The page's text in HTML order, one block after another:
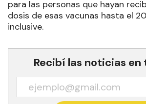
para las personas que hayan
dosis de esas vacunas hasta el
inclusive.
Recibí las noticias en